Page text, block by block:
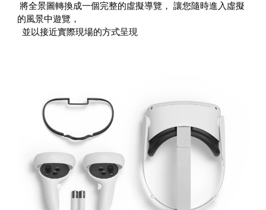
將全景圖轉換成一個完整的虛擬導覽， 讓您隨時進入虛擬
的風景中遊覽，
並以接近實際現場的方式呈現